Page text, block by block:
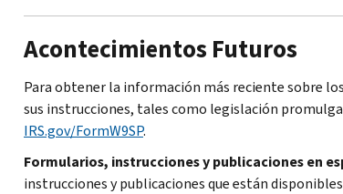
Acontecimientos Futuros
Para obtener la información más reciente sobre
sus instrucciones, tales como legislación
IRS.gov/FormW9SP.
Formularios, instrucciones y publicaciones en
instrucciones y publicaciones que están